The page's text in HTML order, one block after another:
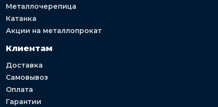
Металлочерепица
Катанка
Акции на металлопрокат
Клиентам
Доставка
Самовывоз
Оплата
Гарантии